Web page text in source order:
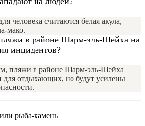
человека считаются белая акула,
мако.
в районе Шарм-эль-Шейха на
инцидентов?
пляжи в районе Шарм-эль-Шейха
для отдыхающих, но будут усилены
рыба-камень